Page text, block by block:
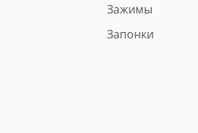
Зажимы
Запонки